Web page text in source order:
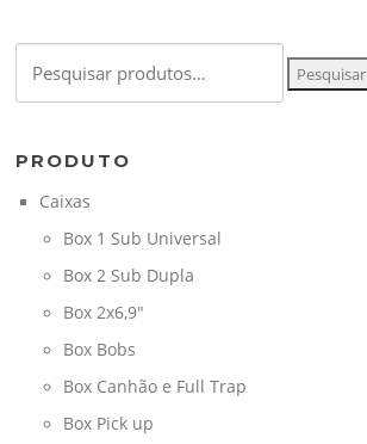
por:
Pesquisar
PRODUTO
Caixas
Box 1 Sub Universal
Box 2 Sub Dupla
Box 2x6,9"
Box Bobs
Box Canhão e Full Trap
Box Pick up